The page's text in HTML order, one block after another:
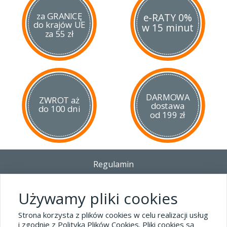
za GRANICĘ
do krajów UE
za 55 zł
e-RATY 0%
w 15 minut
ZWROT aż
do 100 dni
DARMOWA
dostawa
od 199 zł
Regulamin
Polityka prywatności i pliki cookies
Blog
Używamy pliki cookies
Strona korzysta z plików cookies w celu realizacji usług
i zgodnie z Polityką Plików Cookies. Pliki cookies są